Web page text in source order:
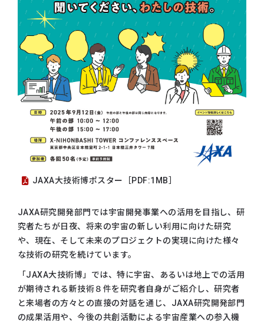
JAXA大技術博ポスター［PDF:1MB］
JAXA研究開発部門では宇宙開発事業への活用を目指し、研
究者たちが日夜、将来の宇宙の新しい利用に向けた研究
や、現在、そして未来のプロジェクトの実現に向けた様々
な技術の研究を続けています。
「JAXA大技術博」では、特に宇宙、あるいは地上での活用
が期待される新技術８件を研究者自身がご紹介し、研究者
と来場者の方々との直接の対話を通じ、JAXA研究開発部門
の成果活用や、今後の共創活動による宇宙産業への参入機